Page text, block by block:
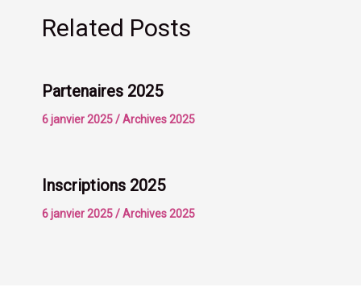
Related Posts
Partenaires 2025
6 janvier 2025/Archives 2025
Inscriptions 2025
6 janvier 2025/Archives 2025